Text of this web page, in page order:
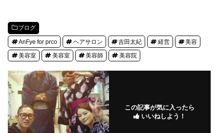
ブログ
AnFye for prco ヘアサロン 吉田太紀 経営 美容
美容室 美容室 美容師 美容院
この記事が気に入ったら
いいねしよう！